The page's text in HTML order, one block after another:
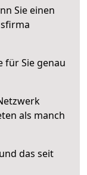
Sie einen
für Sie genau
als manch
das seit